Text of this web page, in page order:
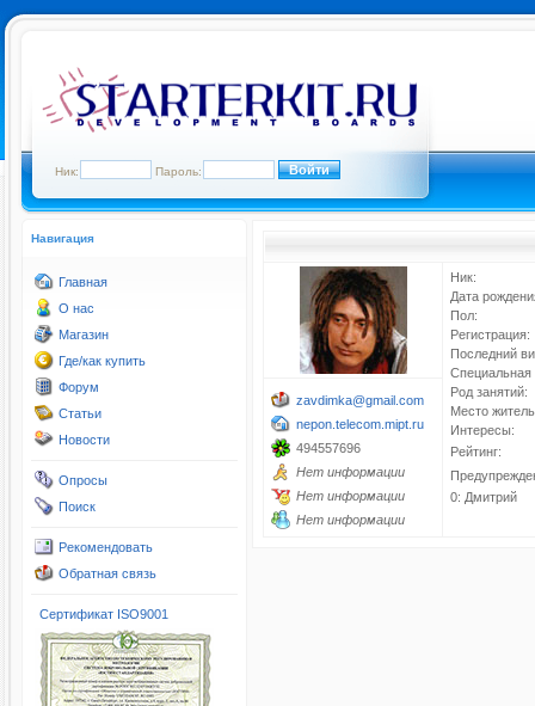
Ник: Пароль:
Навигация
Главная
О нас
Магазин
Где/как купить
Форум
Статьи
Новости
Опросы
Поиск
Рекомендовать
Обратная связь
Сертификат ISO9001
Ник:
Дата
Пол:
Регистрация:
Последний
Специальная
Род занятий:
Место
Интересы:
Рейтинг:
0: Дмитрий
zavdimka@gmail.com
nepon.telecom.mipt.ru
494557696
Нет информации
Нет информации
Нет информации